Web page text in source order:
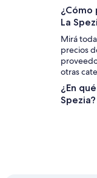
¿Cómo
La
Mirá
precios
otras
¿En
Spezia?